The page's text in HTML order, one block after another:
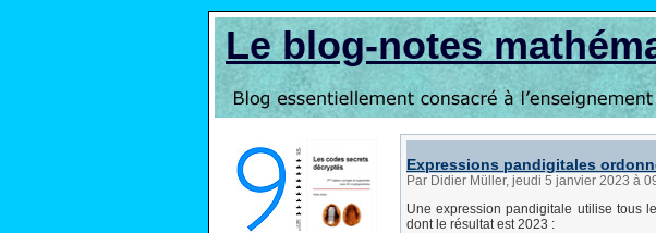
Le blog-notes
Expressions pandigitales
Par Didier Müller, jeudi 5 janvier 2023 à
Une expression pandigitale utilise tous
dont le résultat est 2023 :